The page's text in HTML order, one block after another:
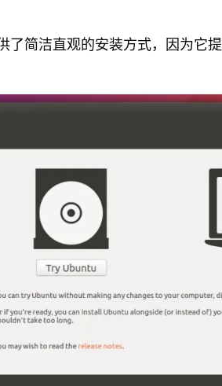
了简洁直观的安装方式，因为它